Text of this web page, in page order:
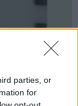
parties, or
for